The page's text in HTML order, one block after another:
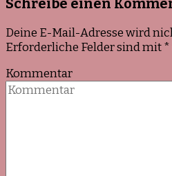
Schreibe einen
Deine E-Mail-Adresse wird
Erforderliche Felder sind mit*
Kommentar